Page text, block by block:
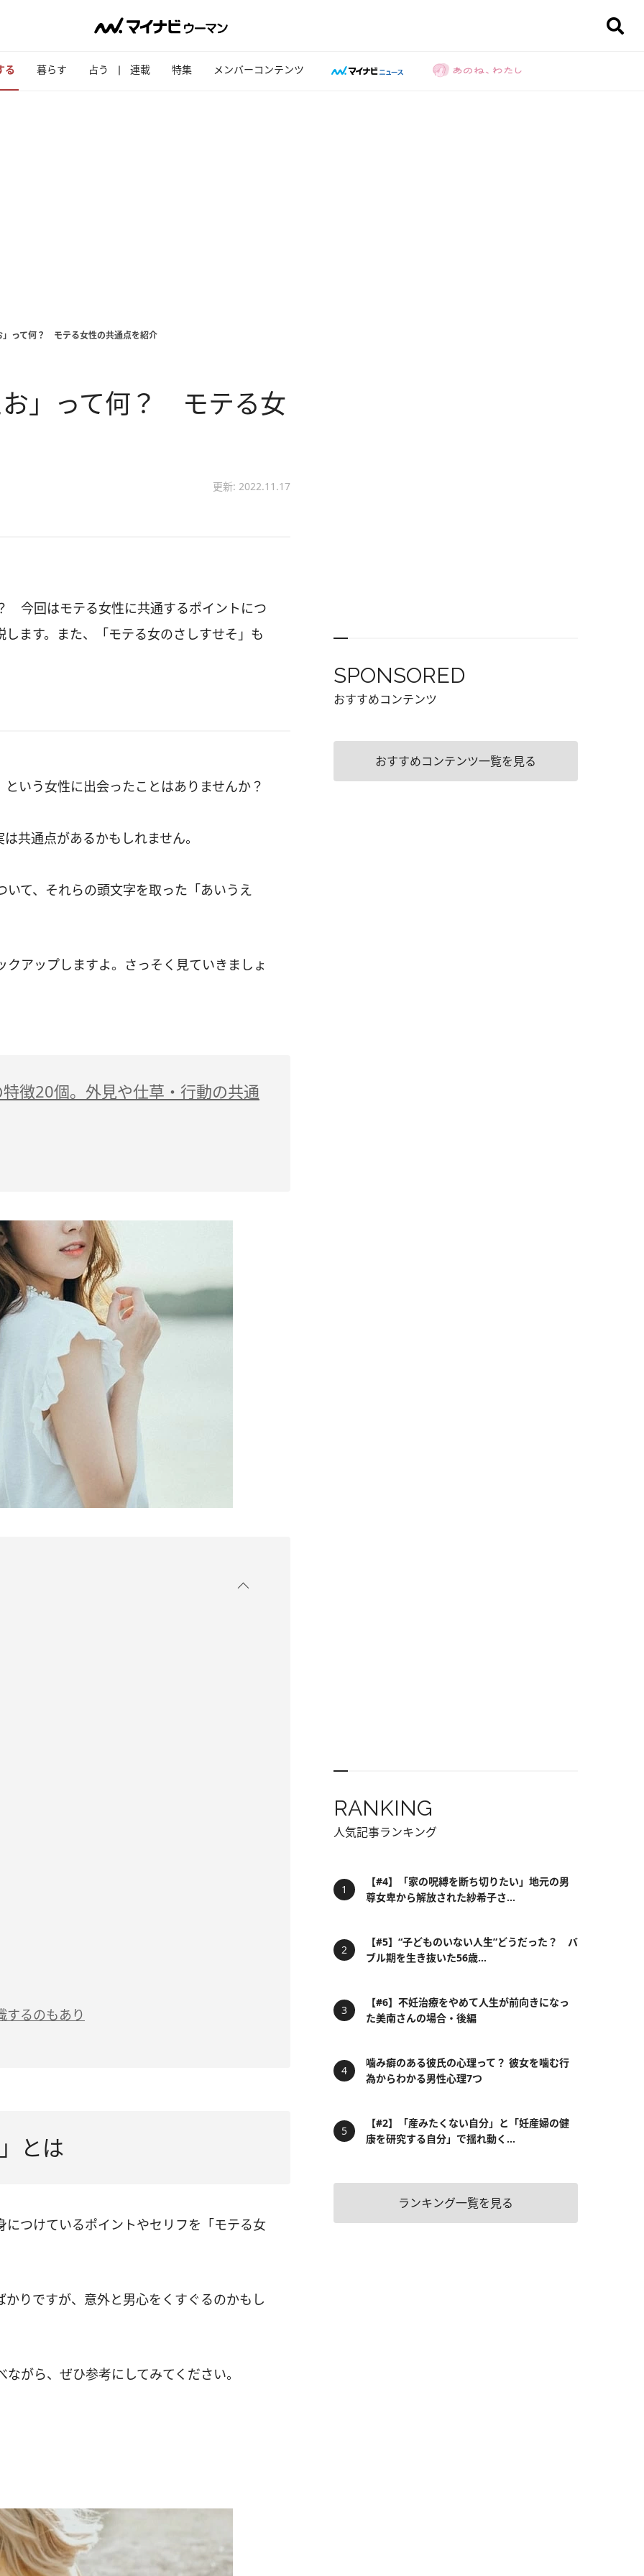
る 暮らす 占う 連載 特集 メンバーコンテンツ
」って何？ モテる女性の共通点を紹介
」って何？ モテる女
更新: 2022.11.17
今回はモテる女性に共通するポイントにつ
ます。また、「モテる女のさしすせそ」も
いう女性に出会ったことはありませんか？
共通点があるかもしれません。
て、それらの頭文字を取った「あいうえ
アップしますよ。さっそく見ていきましょ
徴20個。外見や仕草・行動の共通
するのもあり
とは
つけているポイントやセリフを「モテる女
りですが、意外と男心をくすぐるのかもし
がら、ぜひ参考にしてみてください。
SPONSORED
おすすめコンテンツ
おすすめコンテンツ一覧を見る
RANKING
人気記事ランキング
【#4】「家の呪縛を断ち切りたい」地元の男
尊女卑から解放された紗希子さ...
【#5】“子どものいない人生”どうだった？ バ
ブル期を生き抜いた56歳...
【#6】不妊治療をやめて人生が前向きになっ
た美南さんの場合・後編
噛み癖のある彼氏の心理って？ 彼女を噛む行
為からわかる男性心理7つ
【#2】「産みたくない自分」と「妊産婦の健
康を研究する自分」で揺れ動く...
ランキング一覧を見る